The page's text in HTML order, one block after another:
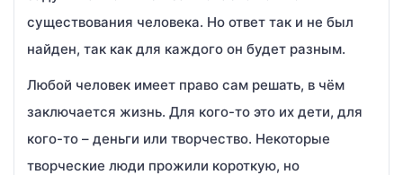
существования человека. Но ответ так и не был
найден, так как для каждого он будет разным.
Любой человек имеет право сам решать, в чём
заключается жизнь. Для кого-то это их дети, для
кого-то – деньги или творчество. Некоторые
творческие люди прожили короткую, но